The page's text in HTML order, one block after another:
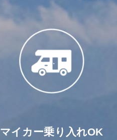
マイカー乗り入れOK